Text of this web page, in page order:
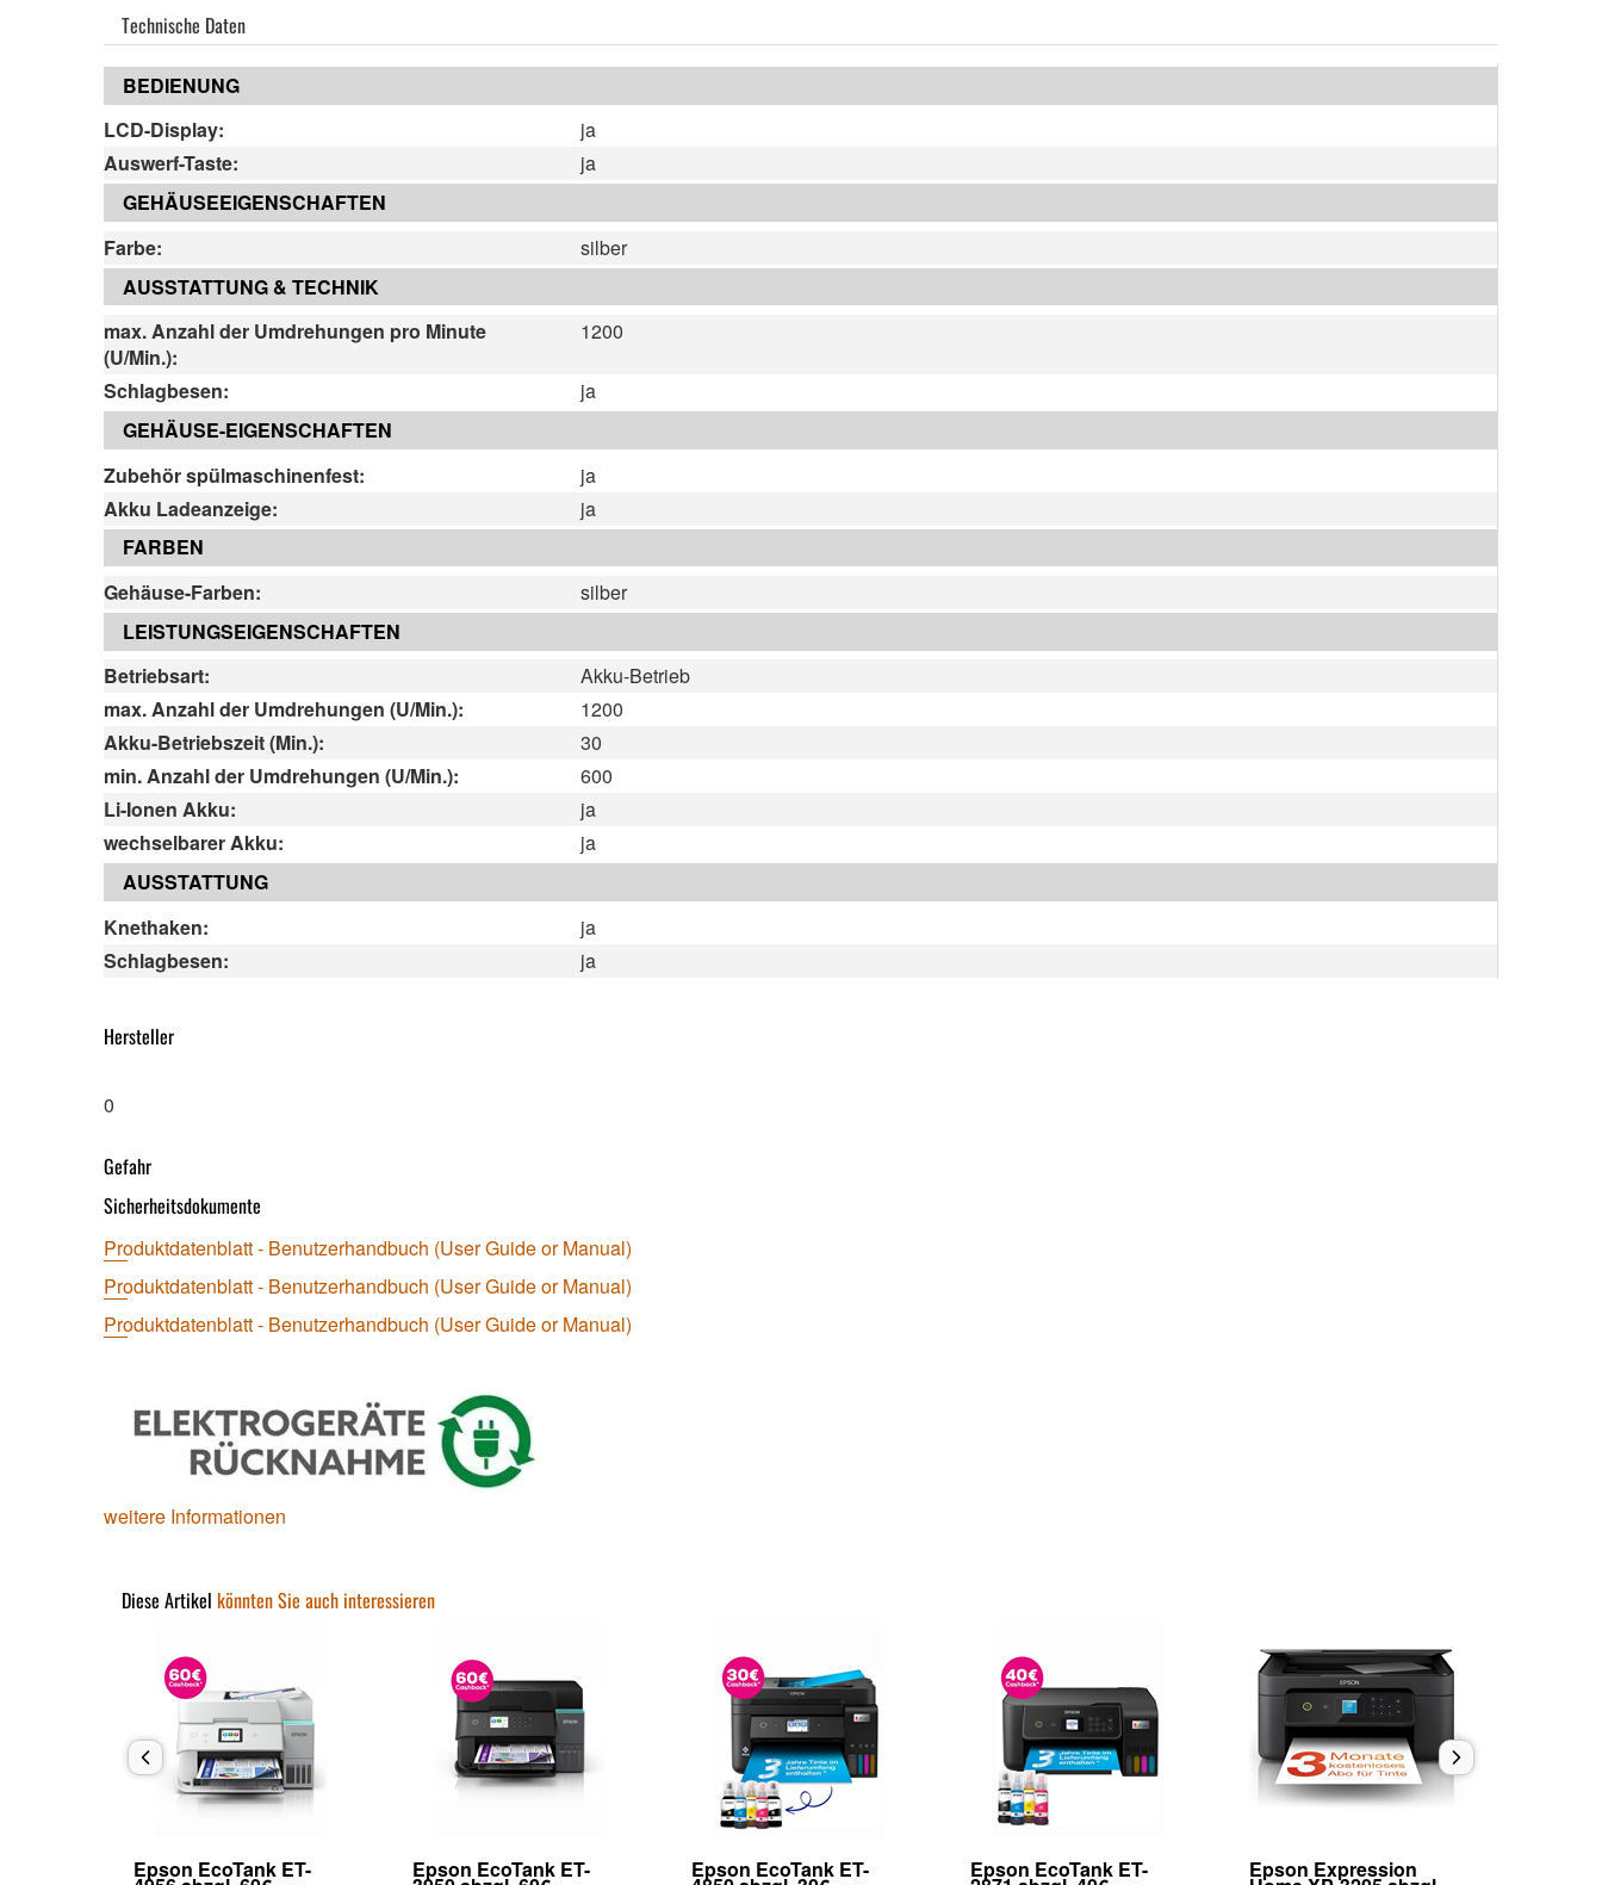
Technische Daten
BEDIENUNG
LCD-Display:
ja
Auswerf-Taste:
ja
GEHÄUSEEIGENSCHAFTEN
Farbe:
silber
AUSSTATTUNG & TECHNIK
max. Anzahl der Umdrehungen pro Minute
(U/Min.):
1200
Schlagbesen:
ja
GEHÄUSE-EIGENSCHAFTEN
Zubehör spülmaschinenfest:
ja
Akku Ladeanzeige:
ja
FARBEN
Gehäuse-Farben:
silber
LEISTUNGSEIGENSCHAFTEN
Betriebsart:
Akku-Betrieb
max. Anzahl der Umdrehungen (U/Min.):
1200
Akku-Betriebszeit (Min.):
30
min. Anzahl der Umdrehungen (U/Min.):
600
Li-Ionen Akku:
ja
wechselbarer Akku:
ja
AUSSTATTUNG
Knethaken:
ja
Schlagbesen:
ja
Hersteller
0
Gefahr
Sicherheitsdokumente
Produktdatenblatt - Benutzerhandbuch (User Guide or Manual)
Produktdatenblatt - Benutzerhandbuch (User Guide or Manual)
Produktdatenblatt - Benutzerhandbuch (User Guide or Manual)
weitere Informationen
Diese Artikel könnten Sie auch interessieren
Epson EcoTank ET- Epson EcoTank ET- Epson EcoTank ET- Epson EcoTank ET- Epson Expression